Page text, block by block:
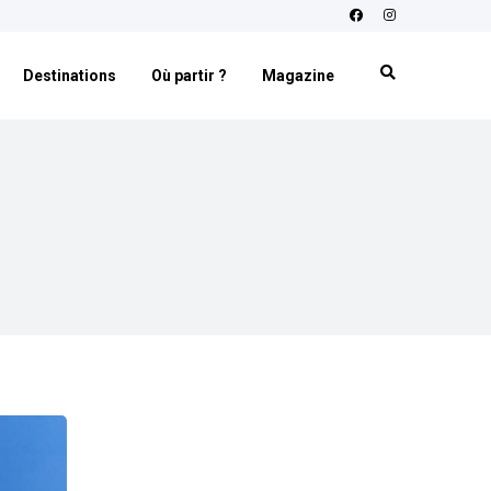
Magazine
Où partir ?
Destinations